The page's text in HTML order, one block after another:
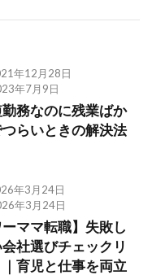
年12月28日
年7月9日
務なのに残業ばか
つらいときの解決法
年3月24日
年3月24日
ーママ転職】失敗し
社選びチェックリ
｜育児と仕事を両立